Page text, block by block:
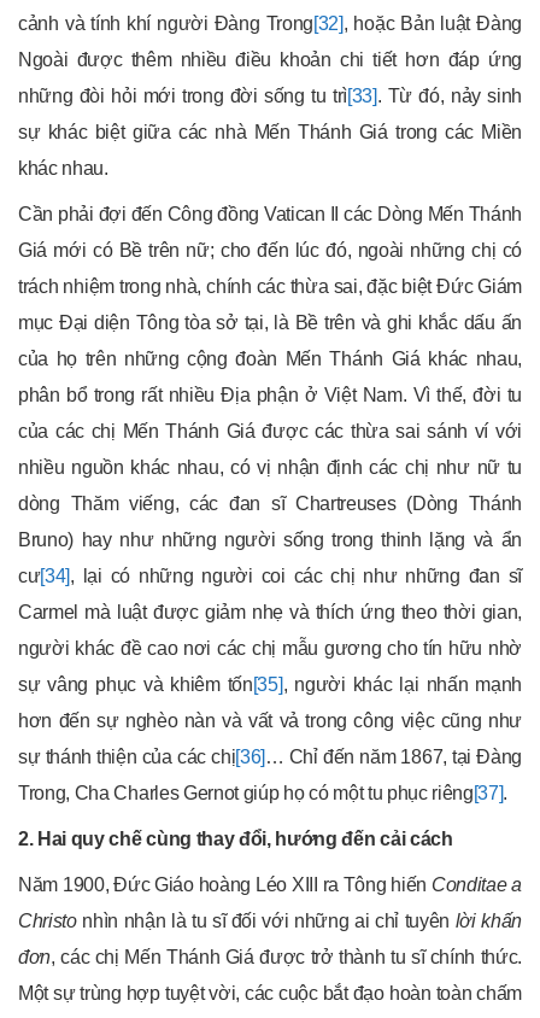
cảnh và tính khí người Đàng Trong[32], hoặc Bản luật Đàng
Ngoài được thêm nhiều điều khoản chi tiết hơn đáp ứng
những đòi hỏi mới trong đời sống tu trì[33]. Từ đó, nảy sinh
sự khác biệt giữa các nhà Mến Thánh Giá trong các Miền
khác nhau.
Cần phải đợi đến Công đồng Vatican II các Dòng Mến Thánh
Giá mới có Bề trên nữ; cho đến lúc đó, ngoài những chị có
trách nhiệm trong nhà, chính các thừa sai, đặc biệt Đức Giám
mục Đại diện Tông tòa sở tại, là Bề trên và ghi khắc dấu ấn
của họ trên những cộng đoàn Mến Thánh Giá khác nhau,
phân bổ trong rất nhiều Địa phận ở Việt Nam. Vì thế, đời tu
của các chị Mến Thánh Giá được các thừa sai sánh ví với
nhiều nguồn khác nhau, có vị nhận định các chị như nữ tu
dòng Thăm viếng, các đan sĩ Chartreuses (Dòng Thánh
Bruno) hay như những người sống trong thinh lặng và ẩn
cư[34], lại có những người coi các chị như những đan sĩ
Carmel mà luật được giảm nhẹ và thích ứng theo thời gian,
người khác đề cao nơi các chị mẫu gương cho tín hữu nhờ
sự vâng phục và khiêm tốn[35], người khác lại nhấn mạnh
hơn đến sự nghèo nàn và vất vả trong công việc cũng như
sự thánh thiện của các chị[36] … Chỉ đến năm 1867, tại Đàng
Trong, Cha Charles Gernot giúp họ có một tu phục riêng[37].
2. Hai quy chế cùng thay đổi, hướng đến cải cách
Năm 1900, Đức Giáo hoàng Léo XIII ra Tông hiến Conditae a
Christonhìn nhận là tu sĩ đối với những ai chỉ tuyên lời khấn
đơn, các chị Mến Thánh Giá được trở thành tu sĩ chính thức.
Một sự trùng hợp tuyệt vời, các cuộc bắt đạo hoàn toàn chấm